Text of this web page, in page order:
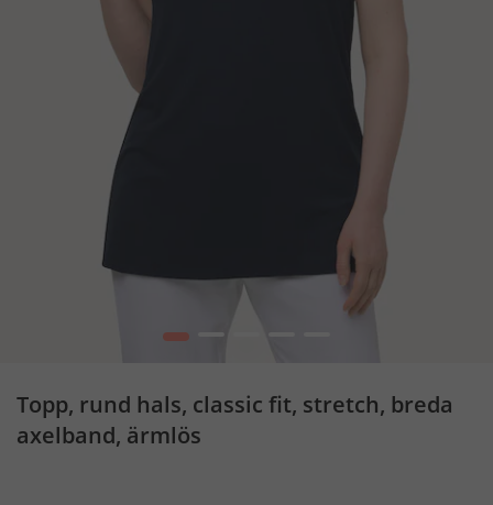
1 2
Topp, rund hals, classic fit, stretch, breda
axelband, ärmlös